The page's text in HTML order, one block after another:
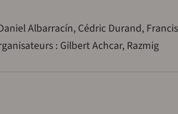
Albarracín, Cédric Durand,
: Gilbert Achcar, Razmig